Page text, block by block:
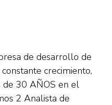
de desarrollo de
crecimiento,
de 30 AÑOS en el
2 Analista de